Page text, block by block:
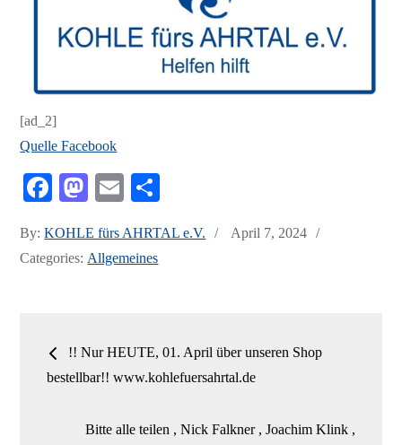
[ad_2]
Quelle Facebook
Fa
bo
ok
M
to
do
E
ail n
By:KOHLE fürs AHRTAL e.V.
Posted
April 7, 2024
Categories: Allgemeines
Beitrags-
Navigation
!! Nur HEUTE, 01. April über unseren Shop
bestellbar!! www.kohlefuersahrtal.de
Bitte alle teilen , Nick Falkner , Joachim Klink ,